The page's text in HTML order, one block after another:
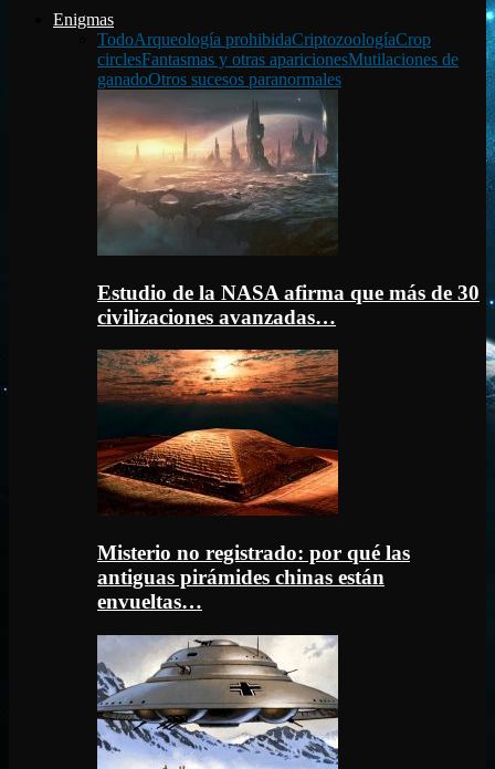
Enigmas
TodoArqueología prohibidaCriptozoologíaCrop
circlesFantasmas y otras aparicionesMutilaciones de
ganadoOtros sucesos paranormales
Estudio de la NASA afirma que más de 30
civilizaciones avanzadas…
Misterio no registrado: por qué las
antiguas pirámides chinas están
envueltas…